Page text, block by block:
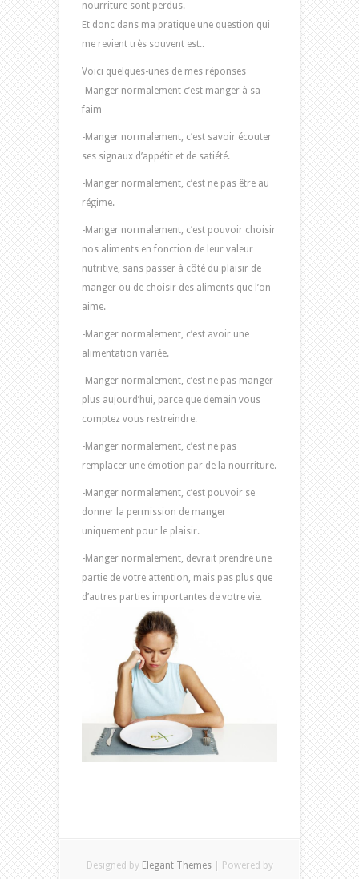
nourriture sont perdus.
Et donc dans ma pratique une question qui
me revient très souvent est..
Voici quelques-unes de mes réponses
-Manger normalement c’est manger à sa
faim
-Manger normalement, c’est savoir écouter
ses signaux d’appétit et de satiété.
-Manger normalement, c’est ne pas être au
régime.
-Manger normalement, c’est pouvoir choisir
nos aliments en fonction de leur valeur
nutritive, sans passer à côté du plaisir de
manger ou de choisir des aliments que l’on
aime.
-Manger normalement, c’est avoir une
alimentation variée.
-Manger normalement, c’est ne pas manger
plus aujourd’hui, parce que demain vous
comptez vous restreindre.
-Manger normalement, c’est ne pas
remplacer une émotion par de la nourriture.
-Manger normalement, c’est pouvoir se
donner la permission de manger
uniquement pour le plaisir.
-Manger normalement, devrait prendre une
partie de votre attention, mais pas plus que
d’autres parties importantes de votre vie.
Designed by Elegant Themes| Powered by